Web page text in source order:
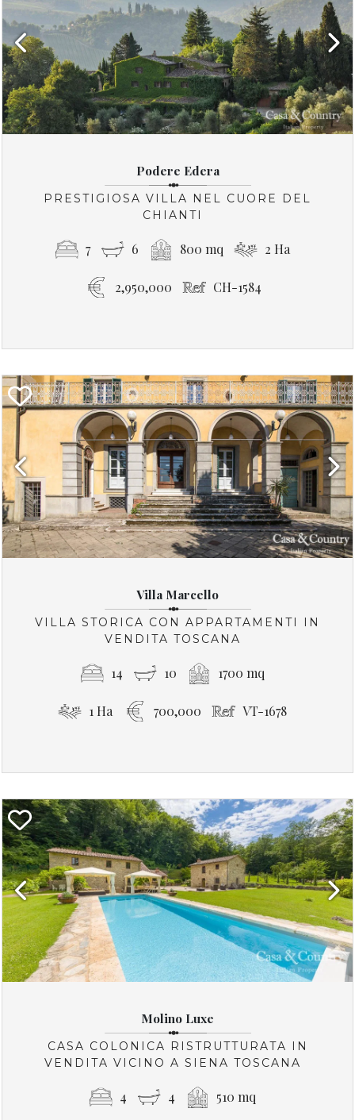
Previous Next
Podere Edera
PRESTIGIOSA VILLA NEL CUORE DEL
CHIANTI
7 6 800 mq 2 Ha
2,950,000 CH-1584
Previous Next
Villa Marcello
VILLA STORICA CON APPARTAMENTI IN
VENDITA TOSCANA
14 10 1700 mq
1 Ha 700,000 VT-1678
Previous Next
Molino Luxe
CASA COLONICA RISTRUTTURATA IN
VENDITA VICINO A SIENA TOSCANA
4 4 510 mq